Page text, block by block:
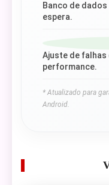
Banco de
espera.
Ajuste de
performance.
* Atualizado para
Android.